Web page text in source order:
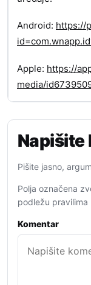
Android: https://
Apple: https://
media/
Napišite
Pišite jasno,
Polja označena
podležu pravilima
Komentar